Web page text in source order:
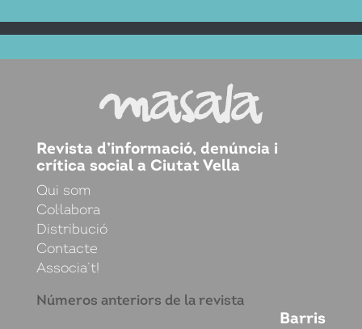
Revista d’informació, denúncia i
crítica social a Ciutat Vella
Qui som
Col·labora
Distribució
Contacte
Associa’t!
Números anteriors de la revista
Barris